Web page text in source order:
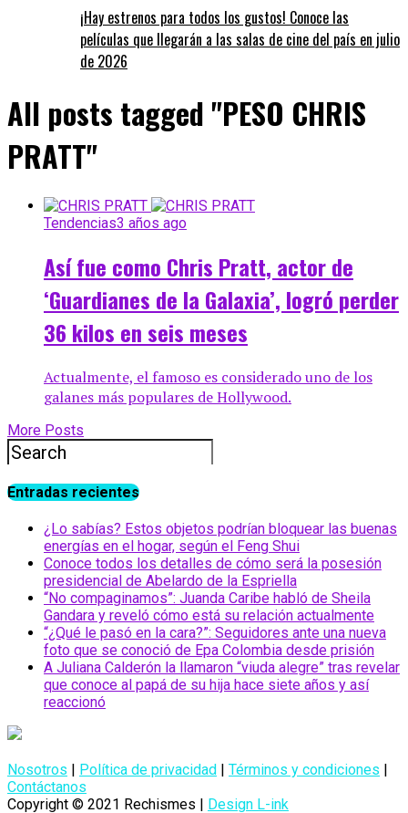
¡Hay estrenos para todos los gustos! Conoce las
películas que llegarán a las salas de cine del país en julio
de 2026
All posts tagged "PESO CHRIS
PRATT"
Tendencias3 años ago
Así fue como Chris Pratt, actor de
‘Guardianes de la Galaxia’, logró perder
36 kilos en seis meses
Actualmente, el famoso es considerado uno de los
galanes más populares de Hollywood.
More Posts
Entradas recientes
¿Lo sabías? Estos objetos podrían bloquear las buenas
energías en el hogar, según el Feng Shui
Conoce todos los detalles de cómo será la posesión
presidencial de Abelardo de la Espriella
“No compaginamos”: Juanda Caribe habló de Sheila
Gandara y reveló cómo está su relación actualmente
“¿Qué le pasó en la cara?”: Seguidores ante una nueva
foto que se conoció de Epa Colombia desde prisión
A Juliana Calderón la llamaron “viuda alegre” tras revelar
que conoce al papá de su hija hace siete años y así
reaccionó
Nosotros | Política de privacidad | Términos y condiciones |
Contáctanos
Copyright © 2021 Rechismes | Design L-ink